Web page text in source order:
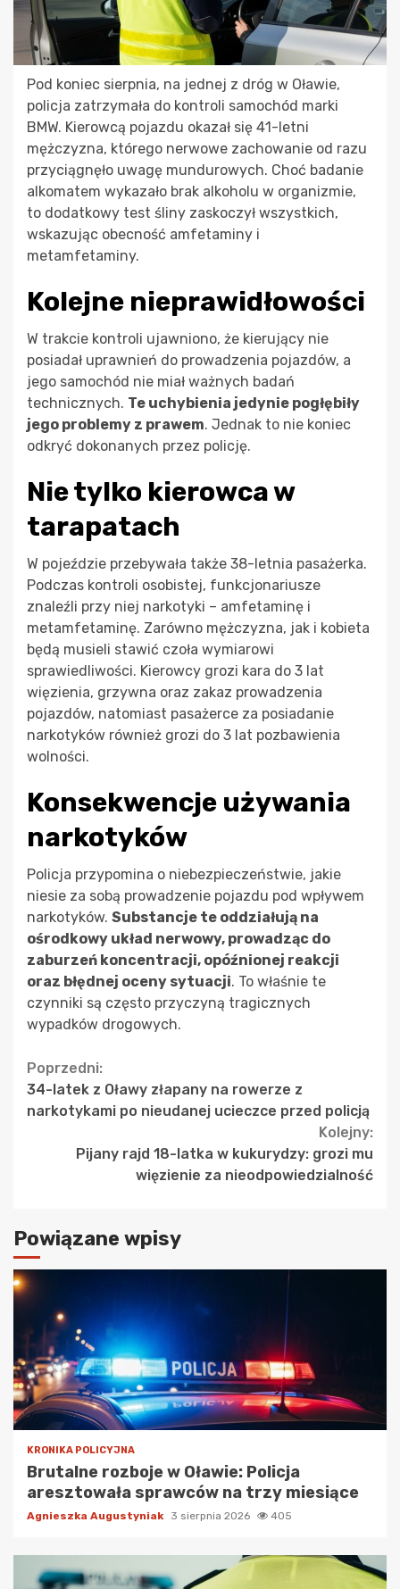
Pod koniec sierpnia, na jednej z dróg w Oławie,
policja zatrzymała do kontroli samochód marki
BMW. Kierowcą pojazdu okazał się 41-letni
mężczyzna, którego nerwowe zachowanie od razu
przyciągnęło uwagę mundurowych. Choć badanie
alkomatem wykazało brak alkoholu w organizmie,
to dodatkowy test śliny zaskoczył wszystkich,
wskazując obecność amfetaminy i
metamfetaminy.
Kolejne nieprawidłowości
W trakcie kontroli ujawniono, że kierujący nie
posiadał uprawnień do prowadzenia pojazdów, a
jego samochód nie miał ważnych badań
technicznych. Te uchybienia jedynie pogłębiły
jego problemy z prawem. Jednak to nie koniec
odkryć dokonanych przez policję.
Nie tylko kierowca w
tarapatach
W pojeździe przebywała także 38-letnia pasażerka.
Podczas kontroli osobistej, funkcjonariusze
znaleźli przy niej narkotyki – amfetaminę i
metamfetaminę. Zarówno mężczyzna, jak i kobieta
będą musieli stawić czoła wymiarowi
sprawiedliwości. Kierowcy grozi kara do 3 lat
więzienia, grzywna oraz zakaz prowadzenia
pojazdów, natomiast pasażerce za posiadanie
narkotyków również grozi do 3 lat pozbawienia
wolności.
Konsekwencje używania
narkotyków
Policja przypomina o niebezpieczeństwie, jakie
niesie za sobą prowadzenie pojazdu pod wpływem
narkotyków. Substancje te oddziałują na
ośrodkowy układ nerwowy, prowadząc do
zaburzeń koncentracji, opóźnionej reakcji
oraz błędnej oceny sytuacji. To właśnie te
czynniki są często przyczyną tragicznych
wypadków drogowych.
Continue
Reading
Poprzedni:
34-latek z Oławy złapany na rowerze z
narkotykami po nieudanej ucieczce przed policją
Kolejny:
Pijany rajd 18-latka w kukurydzy: grozi mu
więzienie za nieodpowiedzialność
Powiązane wpisy
KRONIKA POLICYJNA
Brutalne rozboje w Oławie: Policja
aresztowała sprawców na trzy miesiące
Agnieszka Augustyniak 3 sierpnia 2026 405